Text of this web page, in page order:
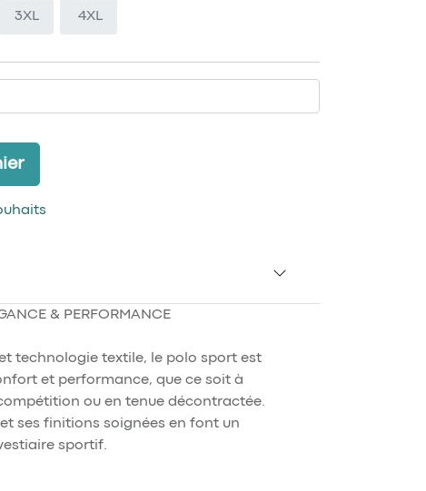
3XL 4XL
& PERFORMANCE
technologie textile, le polo sport est
et performance, que ce soit à
ou en tenue décontractée.
ses finitions soignées en font un
sportif.